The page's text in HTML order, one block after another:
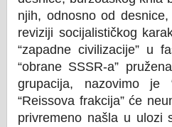
njih, odnosno od
reviziji socijalističkog
“zapadne civilizacije” u
“obrane SSSR-a”
grupacija, nazovimo je
“Reissova frakcija” će
privremeno našla u ulozi